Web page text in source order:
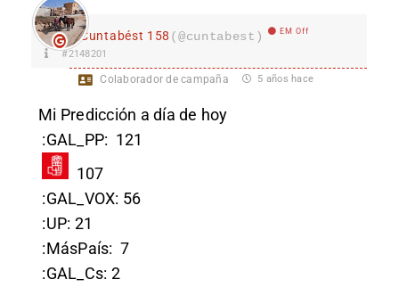
Cuntabést 158 (@cuntabest) EM Off
#2148201
Colaborador de campaña 5 años hace
Mi Predicción a día de hoy
:GAL_PP: 121
107
:GAL_VOX: 56
:UP: 21
:MásPaís: 7
:GAL_Cs: 2